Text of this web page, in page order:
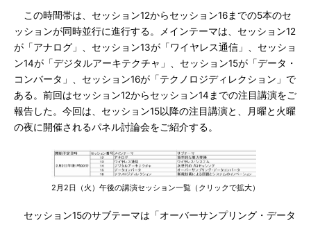
この時間帯は、セッション12からセッション16までの5本のセ
ッションが同時並行に進行する。メインテーマは、セッション12
が「アナログ」、セッション13が「ワイヤレス通信」、セッショ
ン14が「デジタルアーキテクチャ」、セッション15が「データ・
コンバータ」、セッション16が「テクノロジディレクション」で
ある。前回はセッション12からセッション14までの注目講演をご
報告した。今回は、セッション15以降の注目講演と、月曜と火曜
の夜に開催されるパネル討論会をご紹介する。
2月2日（火）午後の講演セッション一覧（クリックで拡大）
セッション15のサブテーマは「オーバーサンプリング・データ